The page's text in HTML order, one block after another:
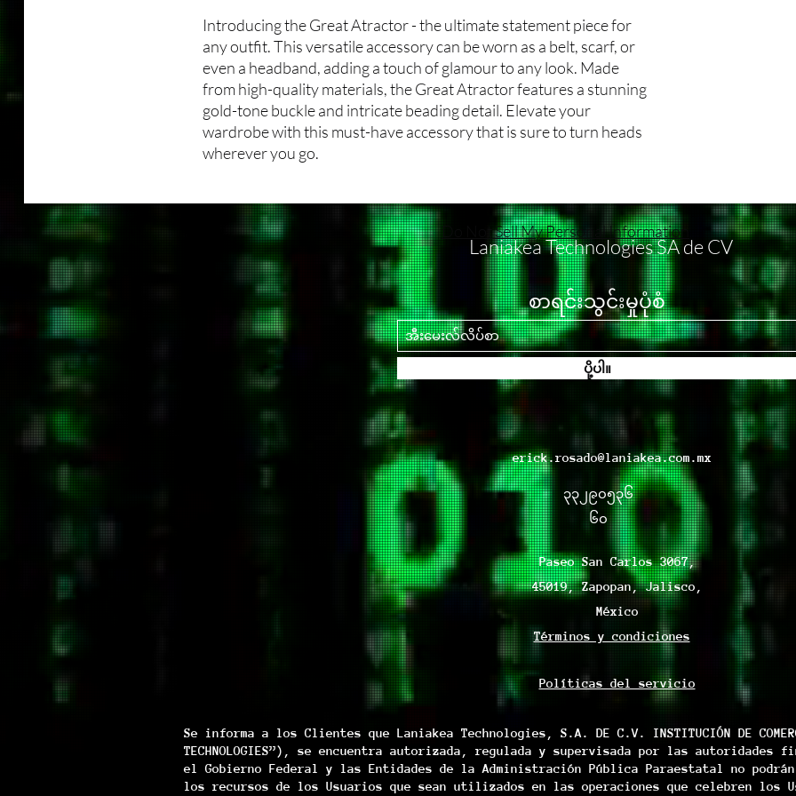
Introducing the Great Atractor - the ultimate statement piece for
any outfit. This versatile accessory can be worn as a belt, scarf, or
even a headband, adding a touch of glamour to any look. Made
from high-quality materials, the Great Atractor features a stunning
gold-tone buckle and intricate beading detail. Elevate your
wardrobe with this must-have accessory that is sure to turn heads
wherever you go.
circunstancia. Todos
cual" y no asumimos
insatisfacción que
Cancelaciones: No
una vez que se haya
revisa
compra.
Cómo Contactarnos:
política de devolución
con un producto
nuestro equipo de
3329053660.
Última Actualización:
reembolso fue
Nos reservamos el
política en cualquier
Agradecemos tu
Estamos aquí para
inquietud que puedas
Seguro de Envío: No
estándar para los
un seguro a tu envío,
compra para discutir
Dirección de Envío:
proporcionar la
realizar un pedido.
envíos perdidos o
incorrecta o
Seguimiento de
seguimiento una vez
te permitirá rastrear
tu paquete.
Retrasos en Envíos:
retrasos en la
como problemas
otros eventos
Envíos
internacionales.
Cómo Contactarnos:
nuestra política de
pedido, comunícate
cliente a través de
Última Actualización:
por última vez el 1/
realizar cambios en
previo aviso.
Estamos aquí para
inquietud que
cósmicos que
Materiales de Calidad:
Tejido Suave:
playera ofrece
cómodo durante
Duradera:
mantener su
lavados.
Estilo Casual:
sea para salir con
la ciudad.
Combínala con
con jeans,
crear diversos
Cuidado de la Prenda:
Lavado Sencillo:
máquina con
diseño.
Secado al Aire: Se
mantener la
Disponibilidad Limitada:
Edición Especial:
especial con
obtener la tuya
Cómo Obtenerla:
Compra en Línea:
talla y procede al
¡Explora el espacio
Nuestra playera
Laniakea Technologies SA de CV
Do Not Sell My Personal Information
စာရင်းသွင်းမှုပုံစံ
ပို့ပါ။
erick.rosado@laniakea.com.mx
၃၃၂၉၀၅၃၆
၆၀
Paseo San Carlos 3067,
45019, Zapopan, Jalisco,
México
Términos y condiciones
Políticas del servicio
Se informa a los Clientes que Laniakea Technologies, S.A. DE C.V. INSTITUCIÓN DE
TECHNOLOGIES”), se encuentra autorizada, regulada y supervisada por las autoridades
el Gobierno Federal y las Entidades de la Administración Pública Paraestatal no
los recursos de los Usuarios que sean utilizados en las operaciones que celebren los